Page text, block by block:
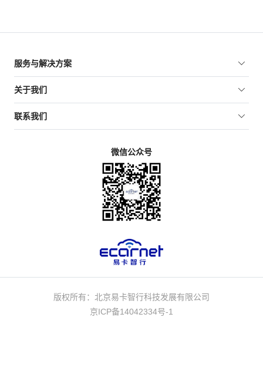
服务与解决方案
关于我们
联系我们
微信公众号
版权所有：北京易卡智行科技发展有限公司
京ICP备14042334号-1